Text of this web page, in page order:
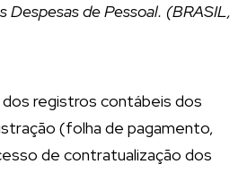
de Pessoal. (BRASIL,
registros contábeis dos
(folha de pagamento,
de contratualização dos